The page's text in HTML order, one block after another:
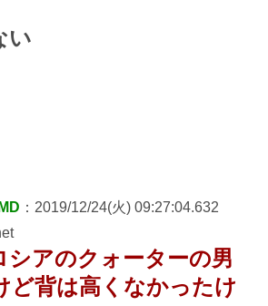
い
：2019/12/24(火) 09:27:04.632
シアのクォーターの男
ど背は高くなかったけ